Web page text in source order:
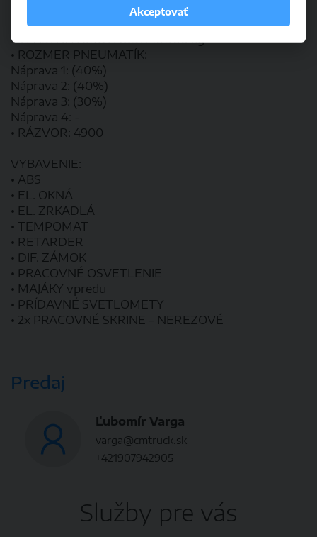
• Celková hmotnosť: 28 000 kg
• VLASTNÁ HMOTNOSŤ: 16 900 kg
• ROZMER PNEUMATÍK:
Náprava 1: (40%)
Náprava 2: (40%)
Náprava 3: (30%)
Náprava 4: -
• RÁZVOR: 4900
VYBAVENIE:
• ABS
• EL. OKNÁ
• EL. ZRKADLÁ
• TEMPOMAT
• RETARDER
• DIF. ZÁMOK
• PRACOVNÉ OSVETLENIE
• MAJÁKY vpredu
• PRÍDAVNÉ SVETLOMETY
• 2x PRACOVNÉ SKRINE – NEREZOVÉ
Predaj
Ľubomír Varga
varga@cmtruck.sk
+421907942905
Služby pre vás
Akceptovať